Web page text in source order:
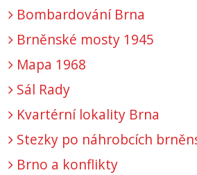
Bombardování Brna
Brněnské mosty 1945
Mapa 1968
Sál Rady
Kvartérní lokality Brna
Stezky po náhrobcích
Brno a konflikty